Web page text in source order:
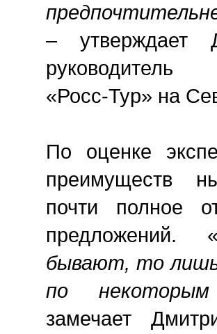
– утверждает
руководитель
«Росс-Тур» на
По оценке
преимуществ
почти полное
предложений.
бывают, то
по
замечает